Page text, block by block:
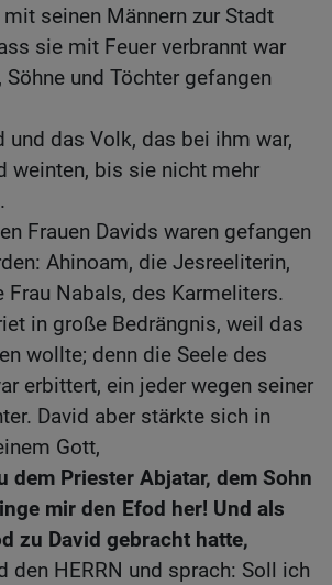
seinen Männern zur Stadt
sie mit Feuer verbrannt war
Söhne und Töchter gefangen
und das Volk, das bei ihm war,
weinten, bis sie nicht mehr
Frauen Davids waren gefangen
Ahinoam, die Jesreeliterin,
Frau Nabals, des Karmeliters.
in große Bedrängnis, weil das
wollte; denn die Seele des
erbittert, ein jeder wegen seiner
David aber stärkte sich in
Gott,
dem Priester Abjatar, dem Sohn
mir den Efod her! Und als
zu David gebracht hatte,
den HERRN und sprach: Soll ich